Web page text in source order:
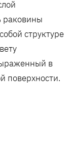
раковины
структуре
в
поверхности.